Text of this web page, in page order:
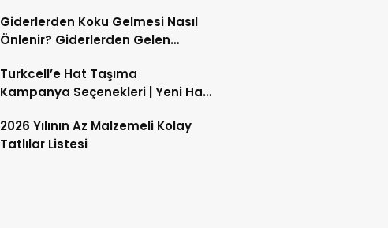
Güçlendirebilir miyim?
Giderlerden Koku Gelmesi Nasıl
Önlenir? Giderlerden Gelen
Turkcell’e Hat Taşıma
Kampanya Seçenekleri | Yeni Hat
2026 Yılının Az Malzemeli Kolay
Tatlılar Listesi